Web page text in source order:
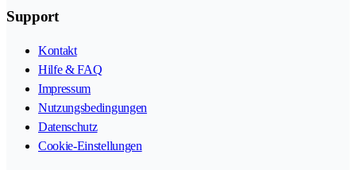
Support
Kontakt
Hilfe & FAQ
Impressum
Nutzungsbedingungen
Datenschutz
Cookie-Einstellungen